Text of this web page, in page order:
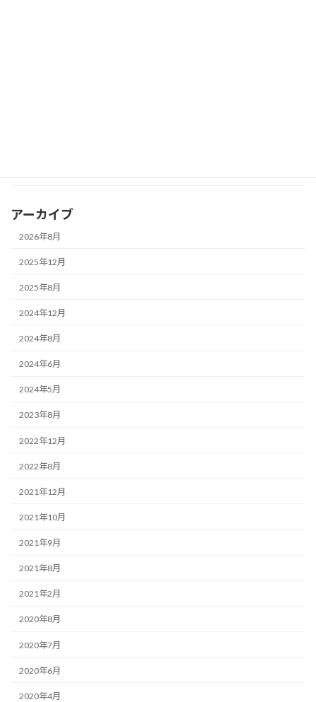
アーカイブ
2026年8月
2025年12月
2025年8月
2024年12月
2024年8月
2024年6月
2024年5月
2023年8月
2022年12月
2022年8月
2021年12月
2021年10月
2021年9月
2021年8月
2021年2月
2020年8月
2020年7月
2020年6月
2020年4月